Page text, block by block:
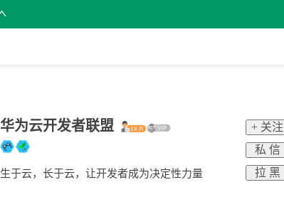
华为云开发者联盟
生于云，长于云，让开发者成为决定性力量
+ 关注
私 信
拉 黑